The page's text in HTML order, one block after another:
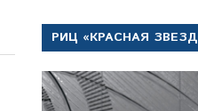
РИЦ «КРАСНАЯ